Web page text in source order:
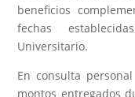
beneficios
fechas
Universitario.
En consulta
montos entregados